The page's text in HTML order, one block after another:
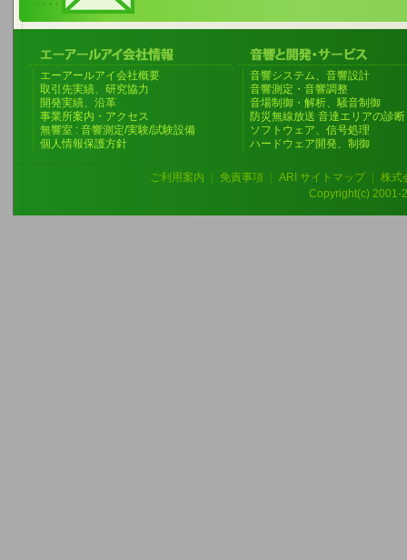
エーアールアイ会社概要
取引先実績、研究協力
開発実績、沿革
事業所案内・アクセス
無響室 : 音響測定/実験/試験設備
個人情報保護方針
音響システム、音響設計
音響測定・音響調整
音場制御・解析、騒音制御
防災無線放送 音達エリアの診断
ソフトウェア、信号処理
ハードウェア開発、制御
ご利用案内 免責事項 ARI サイトマップ
株式
Copyright(c) 2001-